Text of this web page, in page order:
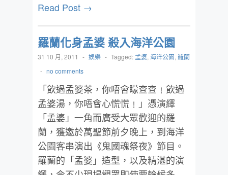
Read Post →
羅蘭化身孟婆 殺入海洋公園
31 10 月, 2011 - 娛樂 - Tagged: 孟婆, 海洋公園, 羅蘭
- no comments
「飲過孟婆茶，你唔會矇查查﹗飲過
孟婆湯，你唔會心慌慌﹗」憑演繹
「孟婆」一角而廣受大眾歡迎的羅
蘭，獲邀於萬聖節前夕晚上，到海洋
公園客串演出《鬼國魂祭夜》節目。
羅蘭的「孟婆」造型，以及精湛的演